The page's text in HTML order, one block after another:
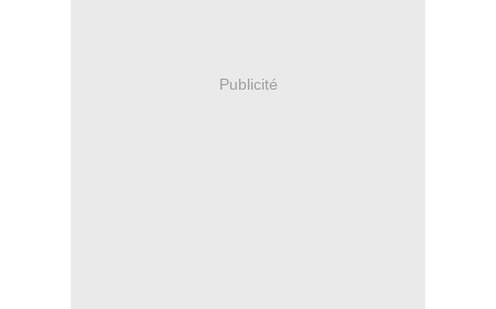
Publicité